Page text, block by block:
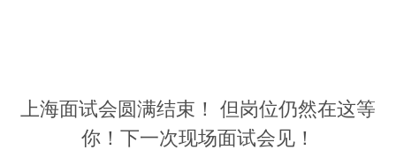
上海面试会圆满结束！ 但岗位仍然在这等
你！下一次现场面试会见！